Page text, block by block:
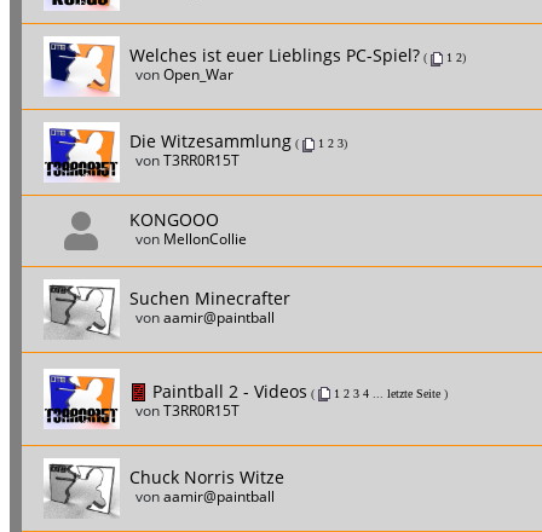
Welches ist euer Lieblings PC-Spiel?( 1 2)
vonOpen_War
Die Witzesammlung( 1 2 3)
vonT3RR0R15T
KONGOOO
von MellonCollie
Suchen Minecrafter
vonaamir@paintball
Paintball 2 - Videos ( 1 2 3 4... letzte Seite)
vonT3RR0R15T
Chuck Norris Witze
vonaamir@paintball